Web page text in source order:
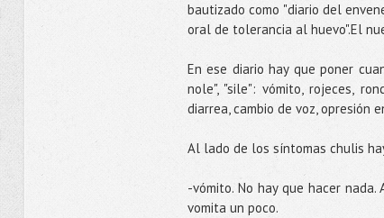
bautizado como "diario del
oral de tolerancia al huevo".El
En ese diario hay que poner
nole", "sile": vómito, rojeces,
diarrea, cambio de voz, opresión
Al lado de los síntomas chulis
-vómito. No hay que hacer
vomita un poco.